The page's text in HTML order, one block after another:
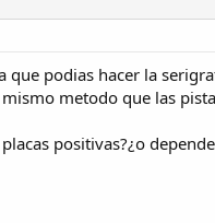
que podias hacer la
metodo que las
positivas?¿o